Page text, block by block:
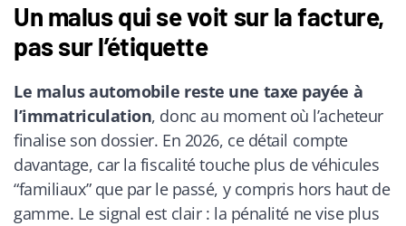
Un malus qui se voit sur la facture,
pas sur l’étiquette
Le malus automobile reste une taxe payée à
l’immatriculation, donc au moment où l’acheteur
finalise son dossier. En 2026, ce détail compte
davantage, car la fiscalité touche plus de véhicules
“familiaux” que par le passé, y compris hors haut de
gamme. Le signal est clair : la pénalité ne vise plus